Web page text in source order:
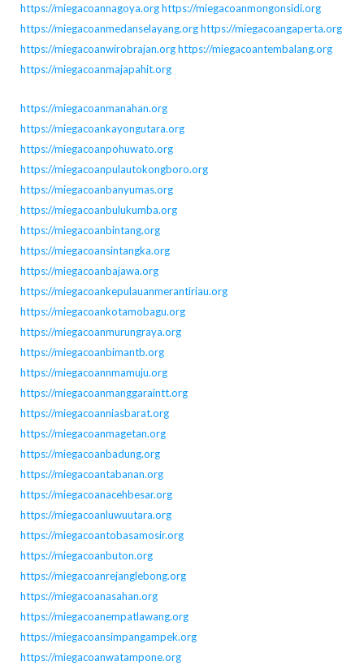
https://miegacoannagoya.orghttps://miegacoanmongonsidi.org
https://miegacoanmedanselayang.orghttps://miegacoangaperta.org
https://miegacoanwirobrajan.orghttps://miegacoantembalang.org
https://miegacoanmajapahit.org
https://miegacoanmanahan.org
https://miegacoankayongutara.org
https://miegacoanpohuwato.org
https://miegacoanpulautokongboro.org
https://miegacoanbanyumas.org
https://miegacoanbulukumba.org
https://miegacoanbintang.org
https://miegacoansintangka.org
https://miegacoanbajawa.org
https://miegacoankepulauanmerantiriau.org
https://miegacoankotamobagu.org
https://miegacoanmurungraya.org
https://miegacoanbimantb.org
https://miegacoannmamuju.org
https://miegacoanmanggaraintt.org
https://miegacoanniasbarat.org
https://miegacoanmagetan.org
https://miegacoanbadung.org
https://miegacoantabanan.org
https://miegacoanacehbesar.org
https://miegacoanluwuutara.org
https://miegacoantobasamosir.org
https://miegacoanbuton.org
https://miegacoanrejanglebong.org
https://miegacoanasahan.org
https://miegacoanempatlawang.org
https://miegacoansimpangampek.org
https://miegacoanwatampone.org